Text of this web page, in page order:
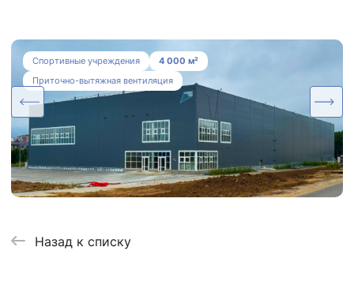
Спортивные учреждения
4 000 м²
Приточно-вытяжная вентиляция
Система вентиляции, дымоудаления и
осушения для Ледовой Арены
Назад к списку